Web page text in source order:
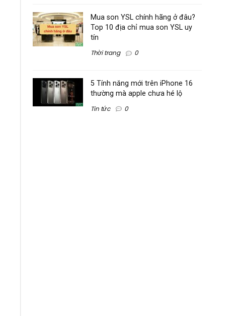
Mua son YSL chính hãng ở đâu?
Top 10 địa chỉ mua son YSL uy
tín
Thời trang 0
5 Tính năng mới trên iPhone 16
thường mà apple chưa hé lộ
Tin tức 0